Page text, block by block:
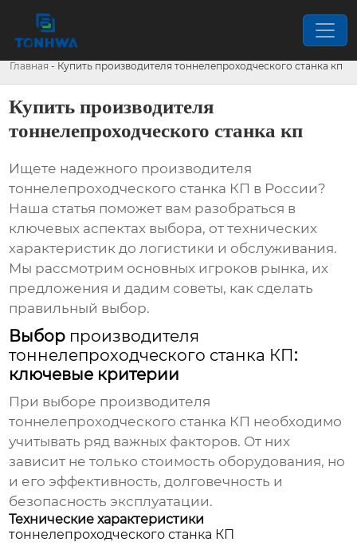
Главная - Купить производителя тоннелепроходческого станка кп
Купить производителя
тоннелепроходческого станка кп
Ищете надежного производителя
тоннелепроходческого станка КП в России?
Наша статья поможет вам разобраться в
ключевых аспектах выбора, от технических
характеристик до логистики и обслуживания.
Мы рассмотрим основных игроков рынка, их
предложения и дадим советы, как сделать
правильный выбор.
Выбор производителя
тоннелепроходческого станка КП :
ключевые критерии
При выборе производителя
тоннелепроходческого станка КП необходимо
учитывать ряд важных факторов. От них
зависит не только стоимость оборудования, но
и его эффективность, долговечность и
безопасность эксплуатации.
Технические характеристики
тоннелепроходческого станка КП